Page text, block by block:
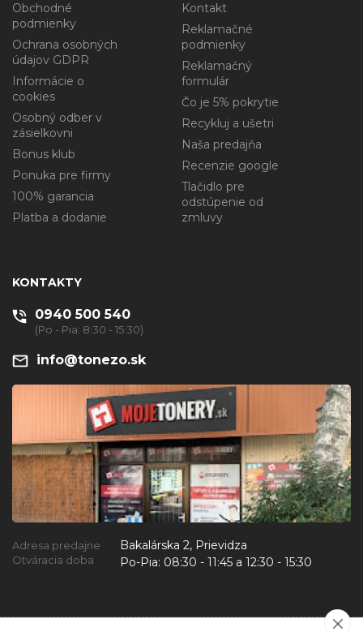
Obchodné
podmienky
Ochrana osobných
údajov GDPR
Informácie o
cookies
Osobný odber v
zásielkovni
Bonus klub
Ponuka pre firmy
100% garancia
Platba a dodanie
Kontakt
Reklamačné
podmienky
Reklamačný
formulár
Čo je 5% pokrytie
Recykluj a ušetri
Naša predajňa
Recenzie google
Tlačidlo pre
odstúpenie od
zmluvy
KONTAKTY
0940 500 540
(Po - Pia: 8:30 - 15:30)
info@tonezo.sk
Adresa predajne Bakalárska 2, Prievidza
Otváracia doba Po-Pia: 08:30 - 11:45 a 12:30 - 15:30